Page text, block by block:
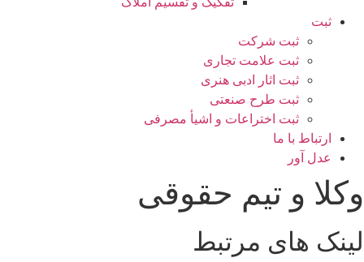
ثبت
ثبت شرکت
ثبت علامت تجاری
ثبت اثار ادبی هنری
ثبت طرح صنعتی
ثبت اختراعات و اشیا‌ٔ مصرفی
ارتباط با ما
عدل آور
وکلا و تیم حقوقی
لینک های مرتبط